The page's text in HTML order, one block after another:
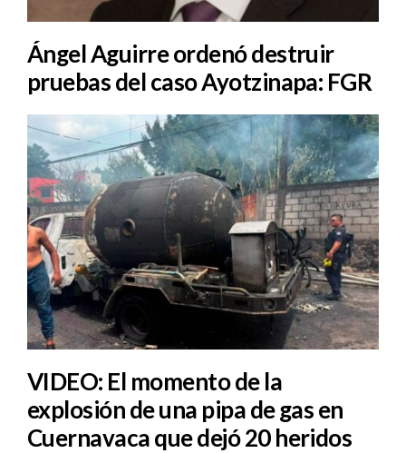
Ángel Aguirre ordenó destruir
pruebas del caso Ayotzinapa: FGR
VIDEO: El momento de la
explosión de una pipa de gas en
Cuernavaca que dejó 20 heridos